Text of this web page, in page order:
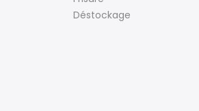
Déstockage